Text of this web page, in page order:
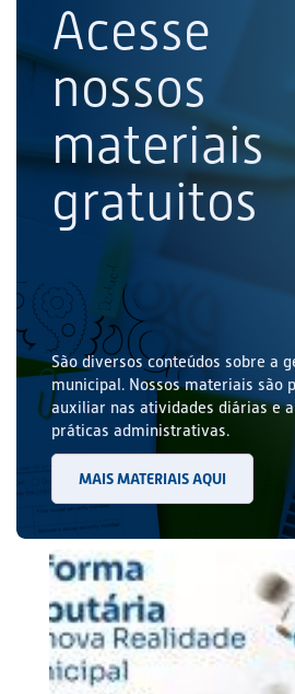
Acesse
nossos
materiais
gratuitos
São diversos conteúdos sobre a
municipal. Nossos materiais são
auxiliar nas atividades diárias e
práticas administrativas.
MAIS MATERIAIS AQUI